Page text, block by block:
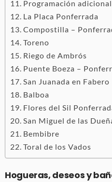
Programación adicional
La Placa Ponferrada
Compostilla –
Toreno
Riego de Ambrós
Puente Boeza –
San Juanada en Fabero
Balboa
Flores del Sil
San Miguel de las
Bembibre
Toral de los Vados
Hogueras, deseos y